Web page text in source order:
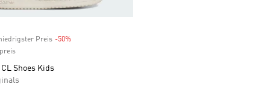
Preis -50%Discount
Shoes Kids